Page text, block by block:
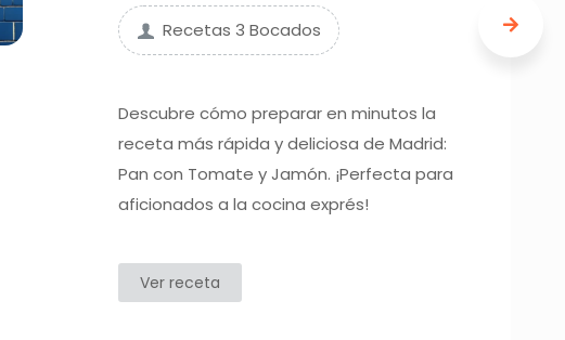
Recetas 3 Bocados
Descubre cómo preparar en minutos la
receta más rápida y deliciosa de Madrid:
Pan con Tomate y Jamón. ¡Perfecta para
aficionados a la cocina exprés!
Ver receta